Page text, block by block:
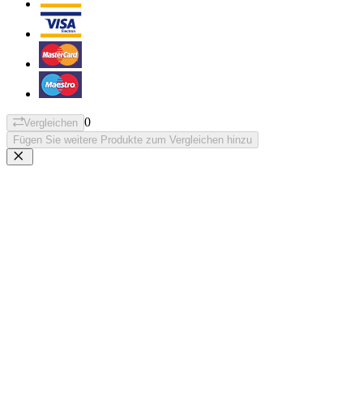
Vergleichen 0
Fügen Sie weitere Produkte zum Vergleichen hinzu